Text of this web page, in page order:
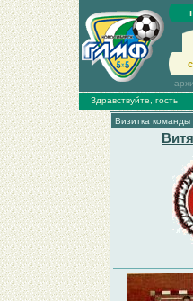
Здравствуйте, гость
Визитка команды